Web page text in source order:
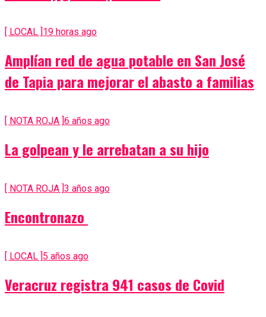
[ LOCAL ] 19 horas ago
Amplían red de agua potable en San José
de Tapia para mejorar el abasto a familias
[ NOTA ROJA ]6 años ago
La golpean y le arrebatan a su hijo
[ NOTA ROJA ]3 años ago
Encontronazo
[ LOCAL ]5 años ago
Veracruz registra 941 casos de Covid